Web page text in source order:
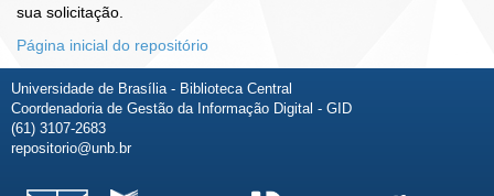
sua solicitação.
Página inicial do repositório
Universidade de Brasília - Biblioteca Central
Coordenadoria de Gestão da Informação Digital - GID
(61) 3107-2683
repositorio@unb.br